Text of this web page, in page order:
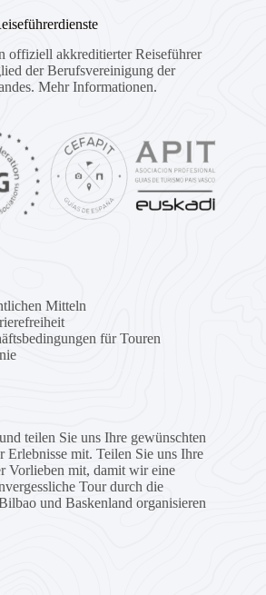
offiziell akkreditierter Reiseführer
der Berufsvereinigung der
Mehr Informationen.
Mitteln
für Touren
teilen Sie uns Ihre gewünschten
Erlebnisse mit. Teilen Sie uns Ihre
Vorlieben mit, damit wir eine
Tour durch die
und Baskenland organisieren